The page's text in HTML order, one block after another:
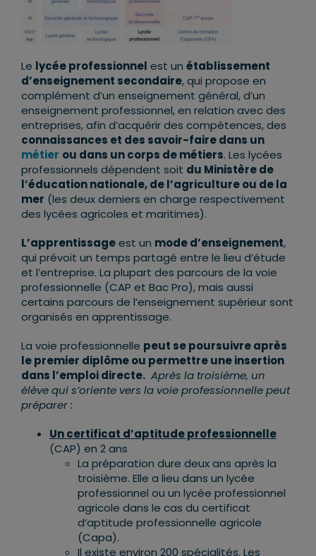
Le lycée professionnel est un établissement
d’enseignement secondaire, qui propose en
complément d’un enseignement général, d’un
enseignement professionnel, en relation avec des
entreprises, afin d’acquérir des compétences, des
connaissances et des savoir-faire dans un
métier ou dans un corps de métiers. Les lycées
professionnels dépendent soit du Ministère de
l’éducation nationale, de l’agriculture ou de la
mer (les deux derniers en charge respectivement
des lycées agricoles et maritimes).
L’apprentissageest un mode d’enseignement,
qui prévoit un temps partagé entre le lieu d’étude
et l’entreprise. La plupart des parcours de la voie
professionnelle (CAP et Bac Pro), mais aussi
certains parcours de l’enseignement supérieur sont
organisés en apprentissage.
La voie professionnelle peut se poursuivre après
le premier diplôme ou permettre une insertion
dans l’emploi directe. Après la troisième, un
élève qui s’oriente vers la voie professionnelle peut
préparer :
Un certificat d’aptitude professionnelle
(CAP) en 2 ans
La préparation dure deux ans après la
troisième. Elle a lieu dans un lycée
professionnel ou un lycée professionnel
agricole dans le cas du certificat
d’aptitude professionnelle agricole
(Capa).
Il existe environ 200 spécialités. Les